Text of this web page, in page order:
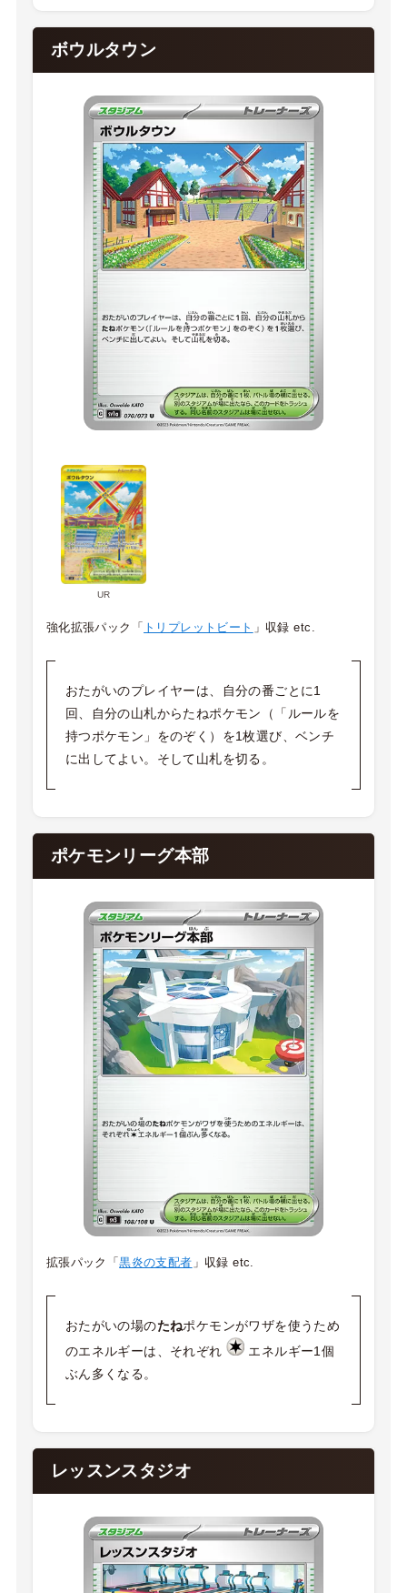
ボウルタウン
UR
強化拡張パック「 トリプレットビート 」収録 etc.
おたがいのプレイヤーは、自分の番ごとに1
回、自分の山札からたねポケモン（「ルールを
持つポケモン」をのぞく）を1枚選び、ベンチ
に出してよい。そして山札を切る。
ポケモンリーグ本部
拡張パック「黒炎の支配者 」収録 etc.
おたがいの場のたねポケモンがワザを使うため
のエネルギーは、それぞれ
エネルギー1個
ぶん多くなる。
レッスンスタジオ